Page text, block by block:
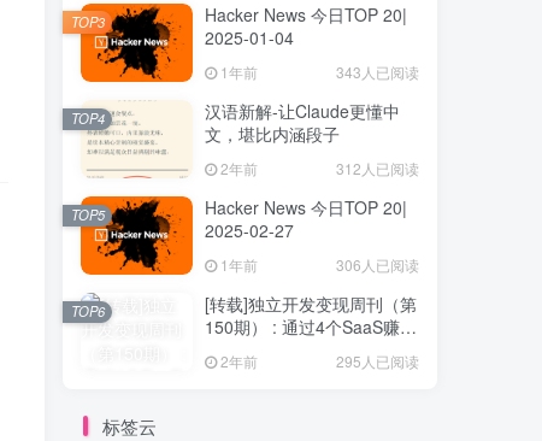
Hacker News 今日TOP 20|
2025-01-04
1年前 343人已阅读
TOP3
汉语新解-让Claude更懂中
文，堪比内涵段子
2年前 312人已阅读
TOP4
Hacker News 今日TOP 20|
2025-02-27
1年前 306人已阅读
TOP5
[转载]独立开发变现周刊（第
150期） : 通过4个SaaS赚取
2年前 295人已阅读
TOP6
标签云